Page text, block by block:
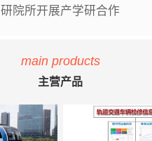
研院所开展产学研合作
main products
主营产品